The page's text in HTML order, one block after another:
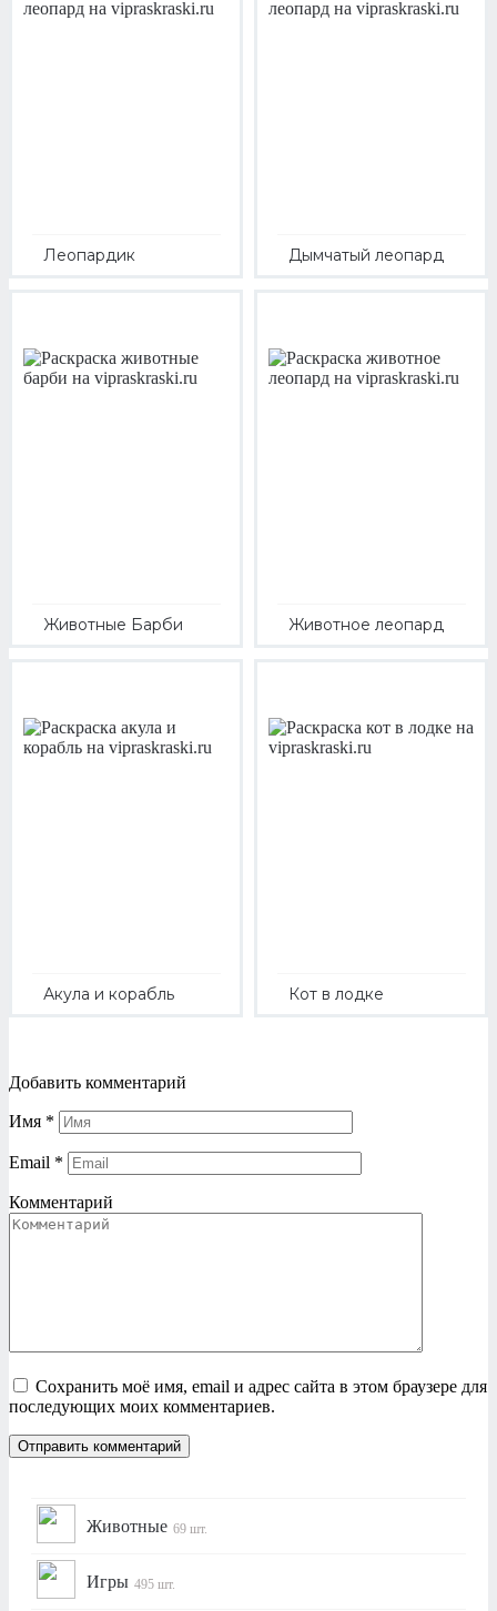
Леопардик Дымчатый леопард
Животные Барби Животное леопард
Акула и корабль Кот в лодке
Добавить комментарий
Имя *
Email *
Комментарий
Сохранить моё имя, email и адрес сайта в этом браузере для
последующих моих комментариев.
Животные 69 шт.
Игры 495 шт.